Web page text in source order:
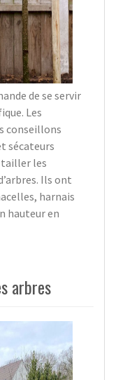
de se servir
Les
conseillons
sécateurs
les
Ils ont
harnais
hauteur en
arbres